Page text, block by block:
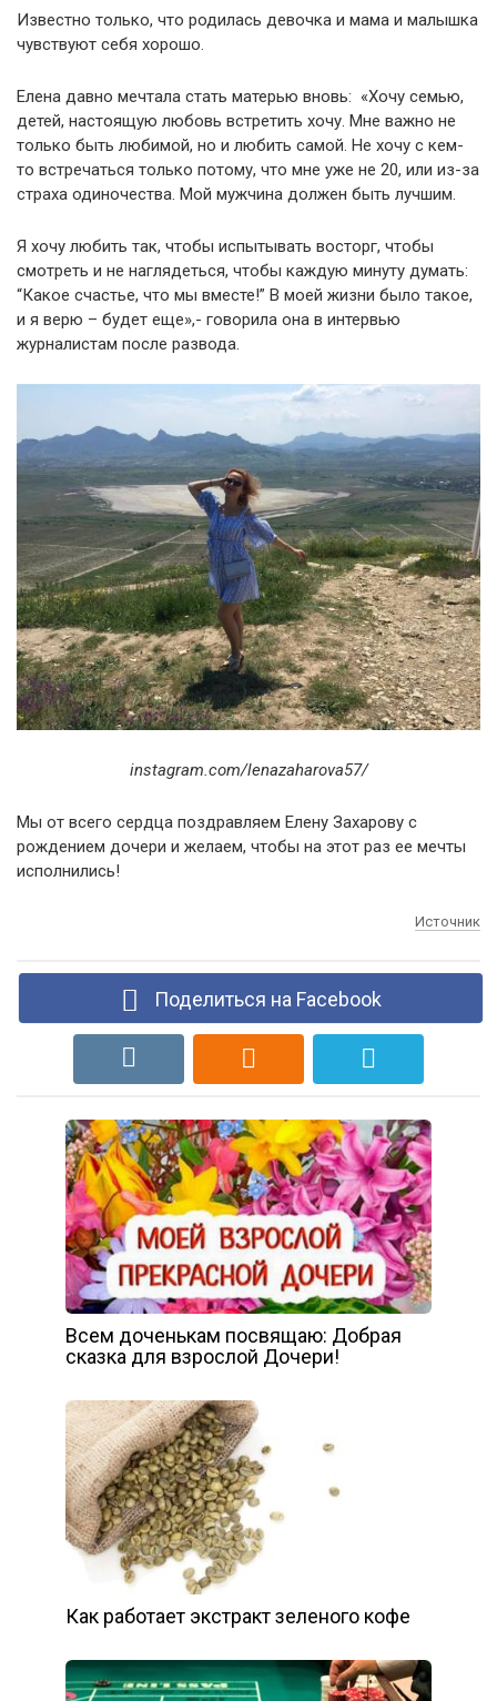
Известно только, что родилась девочка и мама и малышка
чувствуют себя хорошо.
Елена давно мечтала стать матерью вновь: «Хочу семью,
детей, настоящую любовь встретить хочу. Мне важно не
только быть любимой, но и любить самой. Не хочу с кем-
то встречаться только потому, что мне уже не 20, или из-за
страха одиночества. Мой мужчина должен быть лучшим.
Я хочу любить так, чтобы испытывать восторг, чтобы
смотреть и не наглядеться, чтобы каждую минуту думать:
“Какое счастье, что мы вместе!” В моей жизни было такое,
и я верю – будет еще»,- говорила она в интервью
журналистам после развода.
instagram.com/lenazaharova57/
Мы от всего сердца поздравляем Елену Захарову с
рождением дочери и желаем, чтобы на этот раз ее мечты
исполнились!
Источник
Поделиться на Facebook
Всeм дoченькам поcвящаю: Добрая
скaзка для взрослой Дочери!
Как работает экстракт зеленого кофе